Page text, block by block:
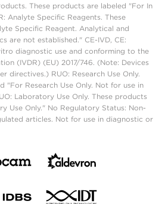
These products are labeled "For In
Analyte Specific Reagents. These
Specific Reagent. Analytical and
are not established." CE-IVD, CE:
diagnostic use and conforming to the
(IVDR) (EU) 2017/746. (Note: Devices
directives.) RUO: Research Use Only.
"For Research Use Only. Not for use in
Laboratory Use Only. These products
Use Only." No Regulatory Status: Non-
articles. Not for use in diagnostic or